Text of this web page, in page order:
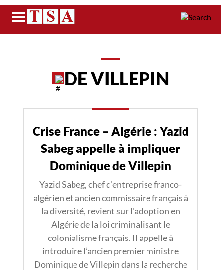
Menu
DE VILLEPIN
Crise France – Algérie : Yazid
Sabeg appelle à impliquer
Dominique de Villepin
Yazid Sabeg, chef d’entreprise franco-
algérien et ancien commissaire français à
la diversité, revient sur l’adoption en
Algérie de la loi criminalisant le
colonialisme français. Il appelle à
introduire l’ancien premier ministre
Dominique de Villepin dans la recherche